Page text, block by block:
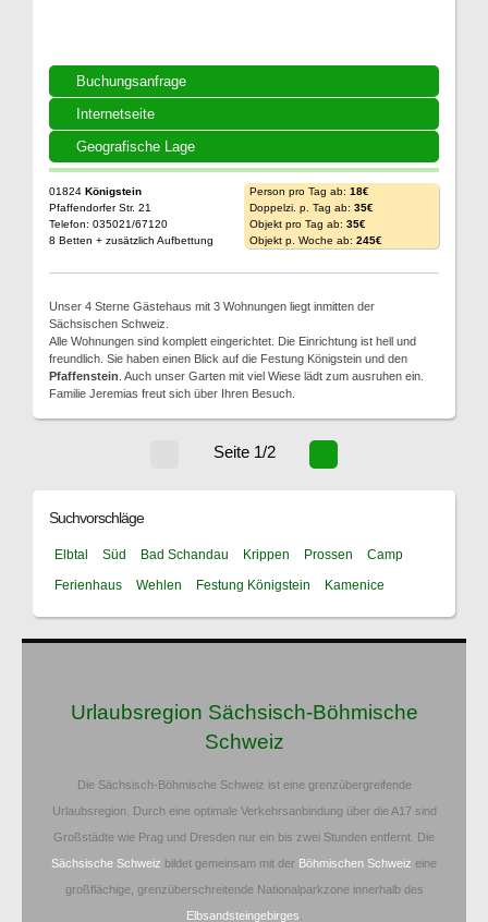
Buchungsanfrage
Internetseite
Geografische Lage
01824 Königstein
Pfaffendorfer Str. 21
Telefon: 035021/67120
8 Betten + zusätzlich Aufbettung
Person pro Tag ab: 18€
Doppelzi. p. Tag ab: 35€
Objekt pro Tag ab: 35€
Objekt p. Woche ab: 245€
Unser 4 Sterne Gästehaus mit 3 Wohnungen liegt inmitten der
Sächsischen Schweiz.
Alle Wohnungen sind komplett eingerichtet. Die Einrichtung ist hell und
freundlich. Sie haben einen Blick auf die Festung Königstein und den
Pfaffenstein . Auch unser Garten mit viel Wiese lädt zum ausruhen ein.
Familie Jeremias freut sich über Ihren Besuch.
Seite 1/2
Suchvorschläge
Elbtal Süd Bad Schandau Krippen Prossen
Camp
Ferienhaus
Wehlen Festung Königstein Kamenice
Urlaubsregion Sächsisch-Böhmische
Schweiz
Die Sächsisch-Böhmische Schweiz ist eine grenzübergreifende
Urlaubsregion. Durch eine optimale Verkehrsanbindung über die A17 sind
Großstädte wie Prag und Dresden nur ein bis zwei Stunden entfernt. Die
Sächsische Schweiz bildet gemeinsam mit der Böhmischen Schweiz eine
großflächige, grenzüberschreitende Nationalparkzone innerhalb des
Elbsandsteingebirges